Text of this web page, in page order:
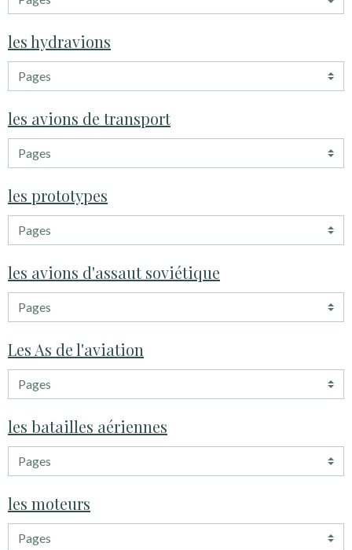
les hydravions
les avions de transport
les prototypes
les avions d'assaut soviétique
Les As de l'aviation
les batailles aériennes
les moteurs